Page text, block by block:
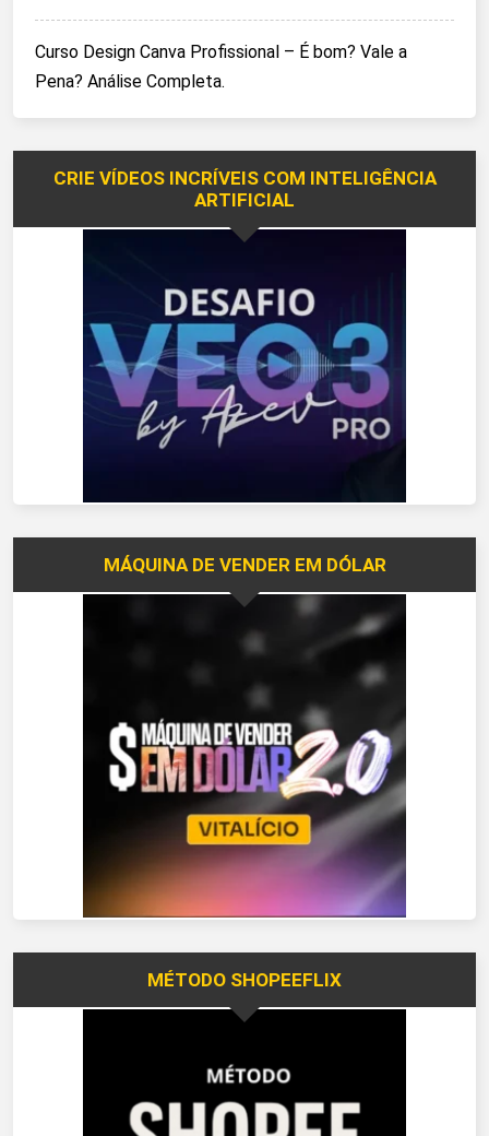
Curso Design Canva Profissional – É bom? Vale a
Pena? Análise Completa.
CRIE VÍDEOS INCRÍVEIS COM INTELIGÊNCIA
ARTIFICIAL
MÁQUINA DE VENDER EM DÓLAR
MÉTODO SHOPEEFLIX